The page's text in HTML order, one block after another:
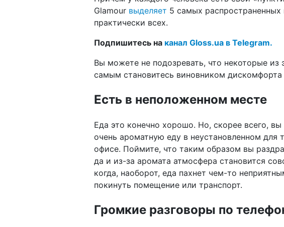
Glamour выделяет 5 самых
практически всех.
Подпишитесь на канал Gloss.ua в Telegram.
Вы можете не подозревать, что некоторые
самым становитесь виновником
Есть в неположенном месте
Еда это конечно хорошо. Но, скорее всего,
очень ароматную еду в неустановленном для
офисе. Поймите, что таким образом вы
да и из-за аромата атмосфера становится
когда, наоборот, еда пахнет чем-то
покинуть помещение или транспорт.
Громкие разговоры по